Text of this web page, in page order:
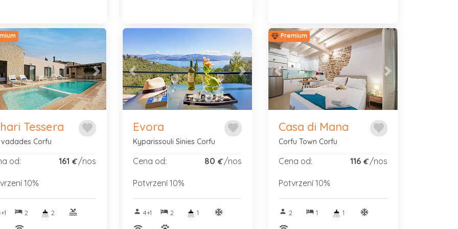
Next
favorite
Tessera
Corfu
od: 161 €/nos
10%
hotel2 2
pool
Previous Next
favorite
Evora
Kyparissouli Sinies Corfu
Cena od: 80 €/nos
Potvrzení 10%
person 4+1 hotel2 1
ac_unitif
Premium
Previous Next
favorite
Casa di Mana
Corfu Town Corfu
Cena od: 116 €/nos
Potvrzení 10%
person 2 hotel1 1
ac_unitif